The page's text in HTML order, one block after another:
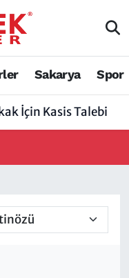
Sakarya Spor
İçin Kasis Talebi
Fikstür